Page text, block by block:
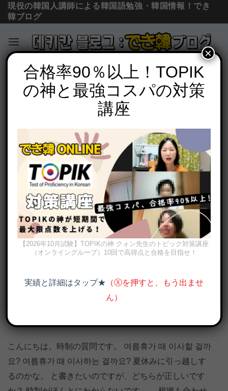
Skip
content
現役の韓国人講師による韓国語勉強・韓国情報！でき
韓ブログ
必須文法と表現
韓国語 걸까요 (でしょうか, だろうか) と
は？意味と様々な使い方を例文で解説
POSTED ON2020年8月13日 BY でき韓 パク先生
画像出典：olleh TV
こんにちは。時制の質問です。 여름휴가 때 이사할 걸까
요? 여름휴가 때 이사하는 걸까요? 夏休みに引っ越しす
るのかな。 と書きたいのですが、どちらが正しいです
合格率90％以上！TOPIK
の神と最強コスパの対策
講座
【2026年10月試験】TOPIKの神 クォン先生のトピック対策講座
（オンライングループ）10回で高得点と合格を目指せ！
実績と詳細はタップ★ （Ⓧを押すと、もう出ませ
ん）
×